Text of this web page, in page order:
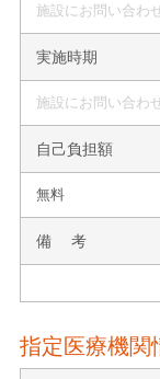
施設にお問い合わ
実施時期
施設にお問い合わ
自己負担額
無料
備 考
指定医療機関